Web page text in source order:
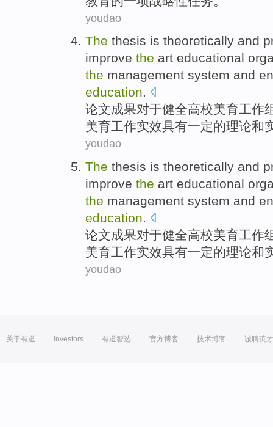
youdao
The thesis is theoretically and
improve the art educational
the management system and
education.
论文成果对于健全高校美育工作
美育工作实效具有一定的理论和
youdao
The thesis is theoretically and
improve the art educational
the management system and
education.
论文成果对于健全高校美育工作
美育工作实效具有一定的理论和
youdao
关于有道 Investors 有道智选 官方博客 技术博客 诚聘英才